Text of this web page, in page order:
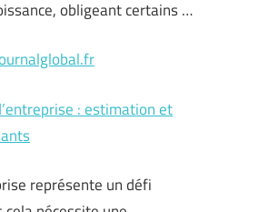
obligeant certains …
: estimation et
représente un défi